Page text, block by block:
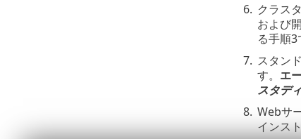
6. クラス
および
る手順
7. スタン
す。 エ
スタデ
8. Webサ
インス